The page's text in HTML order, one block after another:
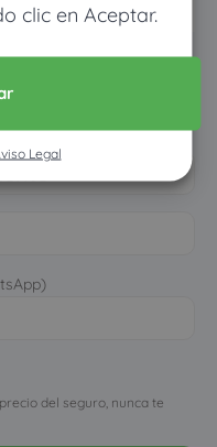
clic en Aceptar.
Legal
del seguro, nunca te